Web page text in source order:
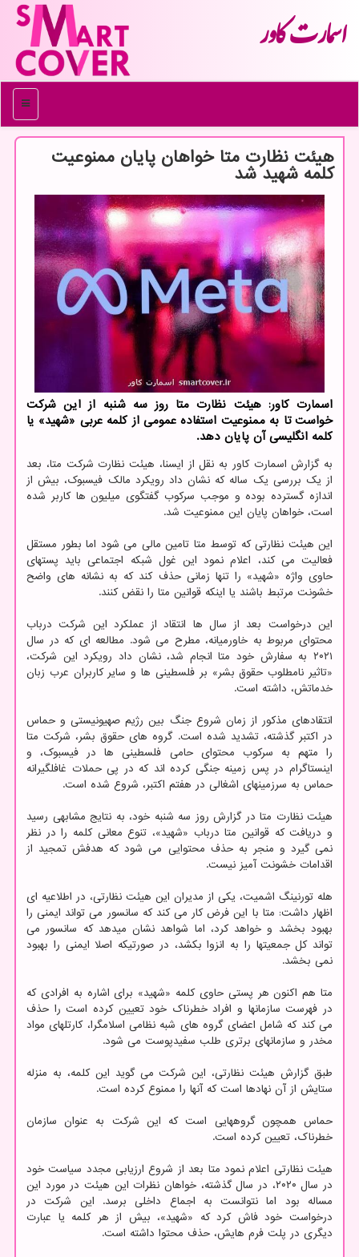
اسمارت كاور
منو
هیئت نظارت متا خواهان پایان ممنوعیت
کلمه شهید شد
اسمارت کاور: هیئت نظارت متا روز سه شنبه از این شرکت
خواست تا به ممنوعیت استفاده عمومی از کلمه عربی «شهید» یا
کلمه انگلیسی آن پایان دهد.
به گزارش اسمارت کاور به نقل از ایسنا، هیئت نظارت شرکت متا، بعد
از یک بررسی یک ساله که نشان داد رویکرد مالک فیسبوک، بیش از
اندازه گسترده بوده و موجب سرکوب گفتگوی میلیون ها کاربر شده
است، خواهان پایان این ممنوعیت شد.
این هیئت نظارتی که توسط متا تامین مالی می شود اما بطور مستقل
فعالیت می کند، اعلام نمود این غول شبکه اجتماعی باید پستهای
حاوی واژه «شهید» را تنها زمانی حذف کند که به نشانه های واضح
خشونت مرتبط باشند یا اینکه قوانین متا را نقض کنند.
این درخواست بعد از سال ها انتقاد از عملکرد این شرکت درباب
محتوای مربوط به خاورمیانه، مطرح می شود. مطالعه ای که در سال
۲۰۲۱ به سفارش خود متا انجام شد، نشان داد رویکرد این شرکت،
«تاثیر نامطلوب حقوق بشر» بر فلسطینی ها و سایر کاربران عرب زبان
خدماتش، داشته است.
انتقادهای مذکور از زمان شروع جنگ بین رژیم صهیونیستی و حماس
در اکتبر گذشته، تشدید شده است. گروه های حقوق بشر، شرکت متا
را متهم به سرکوب محتوای حامی فلسطینی ها در فیسبوک، و
اینستاگرام در پس زمینه جنگی کرده اند که در پی حملات غافلگیرانه
حماس به سرزمینهای اشغالی در هفتم اکتبر، شروع شده است.
هیئت نظارت متا در گزارش روز سه شنبه خود، به نتایج مشابهی رسید
و دریافت که قوانین متا درباب «شهید»، تنوع معانی کلمه را در نظر
نمی گیرد و منجر به حذف محتوایی می شود که هدفش تمجید از
اقدامات خشونت آمیز نیست.
هله تورنینگ اشمیت، یکی از مدیران این هیئت نظارتی، در اطلاعیه ای
اظهار داشت: متا با این فرض کار می کند که سانسور می تواند ایمنی را
بهبود بخشد و خواهد کرد، اما شواهد نشان میدهد که سانسور می
تواند کل جمعیتها را به انزوا بکشد، در صورتیکه اصلا ایمنی را بهبود
نمی بخشد.
متا هم اکنون هر پستی حاوی کلمه «شهید» برای اشاره به افرادی که
در فهرست سازمانها و افراد خطرناک خود تعیین کرده است را حذف
می کند که شامل اعضای گروه های شبه نظامی اسلامگرا، کارتلهای مواد
مخدر و سازمانهای برتری طلب سفیدپوست می شود.
طبق گزارش هیئت نظارتی، این شرکت می گوید این کلمه، به منزله
ستایش از آن نهادها است که آنها را ممنوع کرده است.
حماس همچون گروههایی است که این شرکت به عنوان سازمان
خطرناک، تعیین کرده است.
هیئت نظارتی اعلام نمود متا بعد از شروع ارزیابی مجدد سیاست خود
در سال ۲۰۲۰، در سال گذشته، خواهان نظرات این هیئت در مورد این
مساله بود اما نتوانست به اجماع داخلی برسد. این شرکت در
درخواست خود فاش کرد که «شهید»، بیش از هر کلمه یا عبارت
دیگری در پلت فرم هایش، حذف محتوا داشته است.